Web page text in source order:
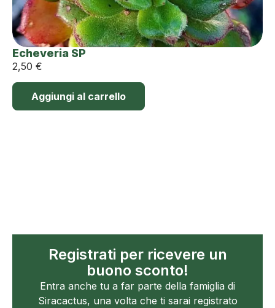
Echeveria SP
2,50 €
Aggiungi al carrello
Registrati per ricevere un
buono sconto!
Entra anche tu a far parte della famiglia di
Siracactus, una volta che ti sarai registrato